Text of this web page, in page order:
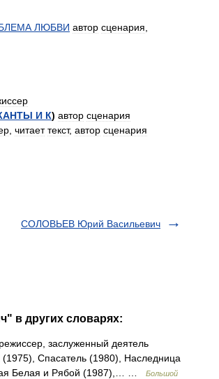
ЛЮБВИ автор сценария
И К) автор сценария
читает текст, автор сценария
СОЛОВЬЕВ Юрий Васильевич
в других словарях:
заслуженный деятель
Спасатель (1980), Наследница
Белая и Рябой (1987),… …
Большой